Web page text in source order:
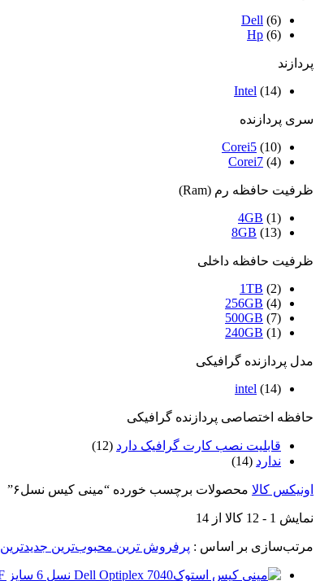
Dell (6)
Hp (6)
پردازند
Intel (14)
سری پردازنده
Corei5 (10)
Corei7 (4)
ظرفیت حافظه رم (Ram)
4GB (1)
8GB (13)
ظرفیت حافظه داخلی
1TB (2)
256GB (4)
500GB (7)
240GB (1)
مدل پردازنده گرافیکی
intel (14)
حافظه اختصاصی پردازنده گرافیکی
قابلیت نصب کارت گرافیک دارد (12)
ندارد (14)
اونیکس کالا محصولات برچسب خورده “مینی کیس نسل۶”
نمایش 1
-
12 کالا از 14
مرتب‌سازی بر اساس : پرفروش ترین محبوب‌ترین جدیدترین